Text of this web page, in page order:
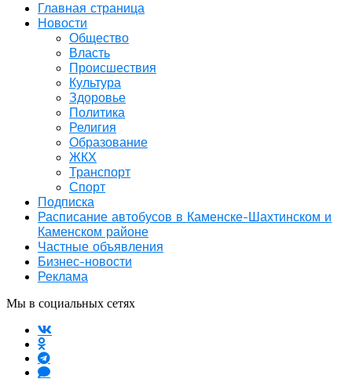
Главная страница
Новости
Общество
Власть
Происшествия
Культура
Здоровье
Политика
Религия
Образование
ЖКХ
Транспорт
Спорт
Подписка
Расписание автобусов в Каменске-Шахтинском и
Каменском районе
Частные объявления
Бизнес-новости
Реклама
Мы в социальных сетях